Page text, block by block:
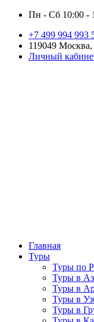
Пн - Сб 10:00
+7 499 994 993
119049
Личный
Главная
Туры
Туры по
Туры в
Туры в
Туры в
Туры в